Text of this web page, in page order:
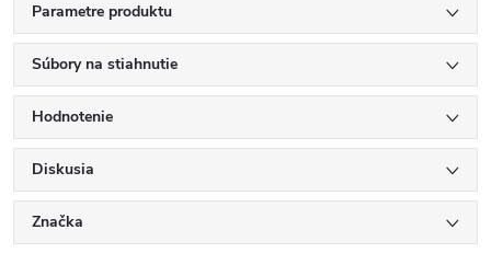
Parametre produktu
Súbory na stiahnutie
Hodnotenie
Diskusia
Značka